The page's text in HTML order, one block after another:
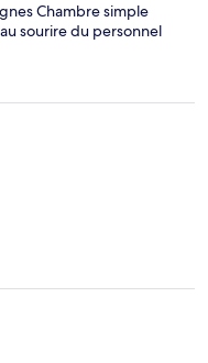
Chambre simple
sourire du personnel